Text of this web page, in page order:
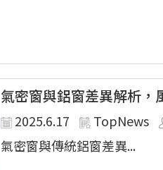
氣密窗與鋁窗差異解析，
2025.6.17 TopNews
氣密窗與傳統鋁窗差異...